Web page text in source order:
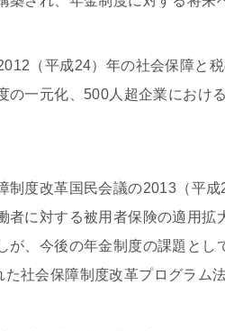
（平成24）年の社会保障と
の一元化、500人超企業におけ
制度改革国民会議の2013（平
に対する被用者保険の適用
、今後の年金制度の課題とし
社会保障制度改革プログラム